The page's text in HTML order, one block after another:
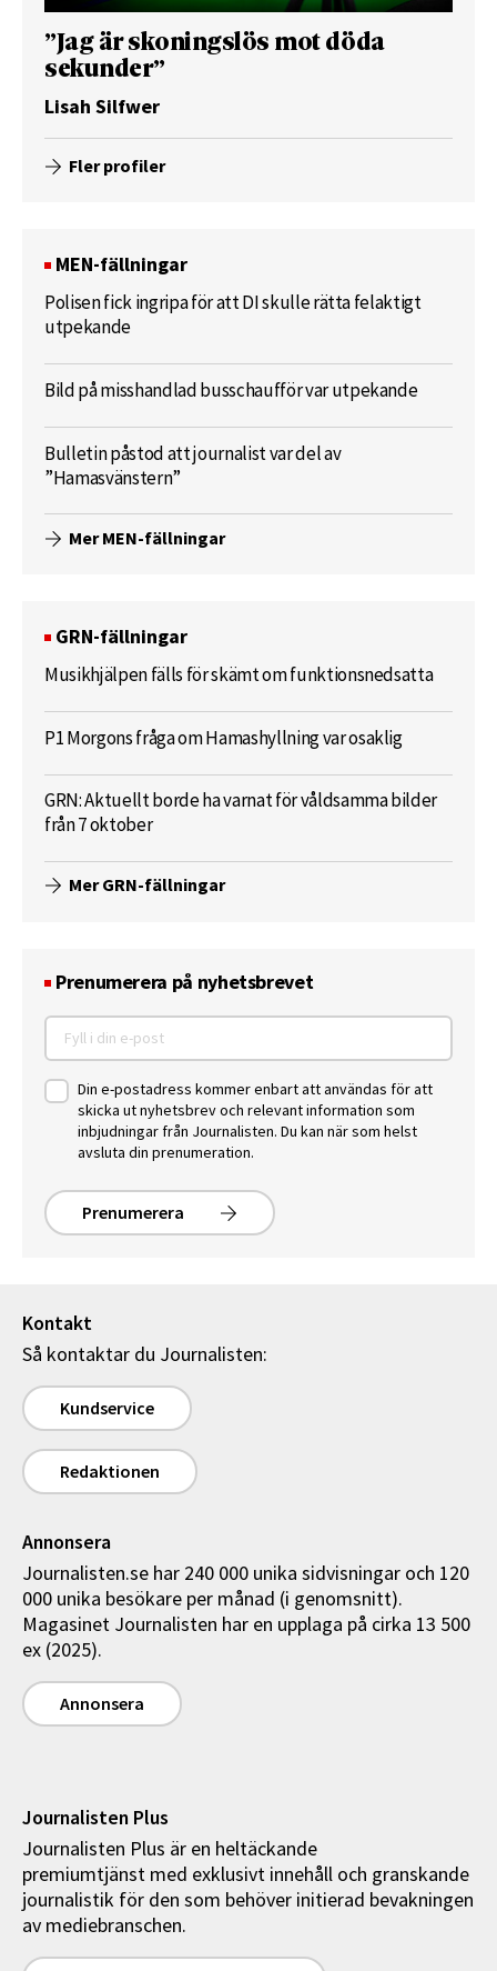
”Jag är skoningslös mot döda
sekunder”
Lisah Silfwer
Fler profiler
MEN-fällningar
Polisen fick ingripa för att DI skulle rätta felaktigt
utpekande
Bild på misshandlad busschaufför var utpekande
Bulletin påstod att journalist var del av
”Hamasvänstern”
Mer MEN-fällningar
GRN-fällningar
Musikhjälpen fälls för skämt om funktionsnedsatta
P1 Morgons fråga om Hamashyllning var osaklig
GRN: Aktuellt borde ha varnat för våldsamma bilder
från 7 oktober
Mer GRN-fällningar
Prenumerera på nyhetsbrevet
Din e-postadress kommer enbart att användas för att
skicka ut nyhetsbrev och relevant information som
inbjudningar från Journalisten. Du kan när som helst
avsluta din prenumeration.
Prenumerera
Kontakt
Så kontaktar du Journalisten:
Kundservice
Redaktionen
Annonsera
Journalisten.se har 240 000 unika sidvisningar och 120
000 unika besökare per månad (i genomsnitt).
Magasinet Journalisten har en upplaga på cirka 13 500
ex (2025).
Annonsera
Journalisten Plus
Journalisten Plus är en heltäckande
premiumtjänst med exklusivt innehåll och granskande
journalistik för den som behöver initierad bevakningen
av mediebranschen.